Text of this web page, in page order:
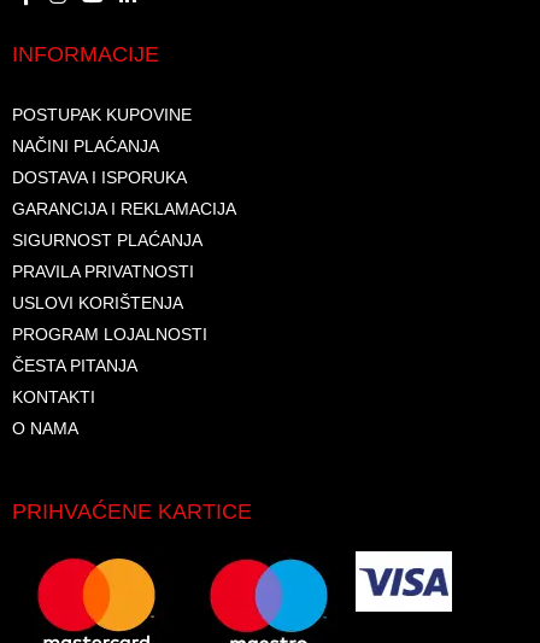
INFORMACIJE
POSTUPAK KUPOVINE
NAČINI PLAĆANJA
DOSTAVA I ISPORUKA
GARANCIJA I REKLAMACIJA
SIGURNOST PLAĆANJA
PRAVILA PRIVATNOSTI
USLOVI KORIŠTENJA
PROGRAM LOJALNOSTI
ČESTA PITANJA
KONTAKTI
O NAMA
PRIHVAĆENE KARTICE